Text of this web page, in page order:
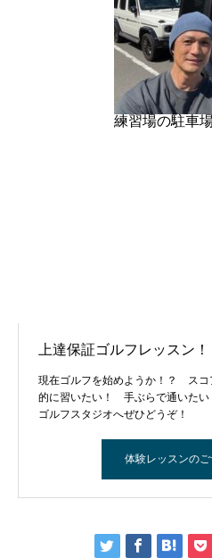
練習場の駐車
上達保証ゴルフレッスン！
現在ゴルフを始めようか！？ ス
的に習いたい！ 手ぶらで通いたい
ゴルフスタジオへぜひどうぞ！
体験レッスンの